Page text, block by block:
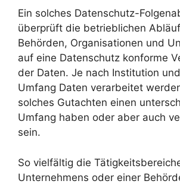
Ein solches Datenschutz-
überprüft die betrieblichen
Behörden, Organisationen und
auf eine Datenschutz konforme
der Daten. Je nach Institution
Umfang Daten verarbeitet
solches Gutachten einen
Umfang haben oder aber auch
sein.
So vielfältig die
Unternehmens oder einer